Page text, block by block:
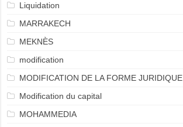
Liquidation
MARRAKECH
MEKNÈS
modification
MODIFICATION DE LA FORME JURIDIQUE
Modification du capital
MOHAMMEDIA